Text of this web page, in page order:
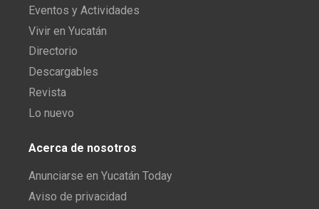
Eventos y Actividades
Vivir en Yucatán
Directorio
Descargables
Revista
Lo nuevo
Acerca de nosotros
Anunciarse en Yucatán Today
Aviso de privacidad